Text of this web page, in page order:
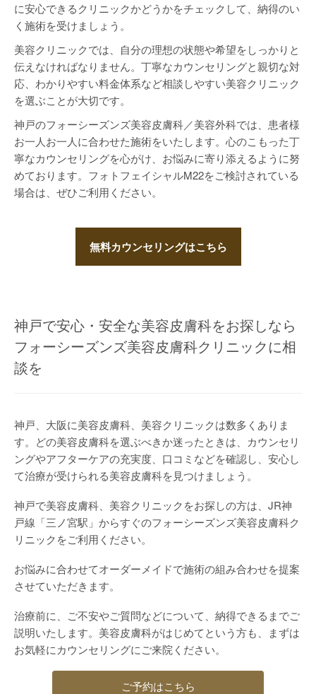
に安心できるクリニックかどうかをチェックして、納得のい
く施術を受けましょう。
美容クリニックでは、自分の理想の状態や希望をしっかりと
伝えなければなりません。丁寧なカウンセリングと親切な対
応、わかりやすい料金体系など相談しやすい美容クリニック
を選ぶことが大切です。
神戸のフォーシーズンズ美容皮膚科／美容外科では、患者様
お一人お一人に合わせた施術をいたします。心のこもった丁
寧なカウンセリングを心がけ、お悩みに寄り添えるように努
めております。フォトフェイシャルM22をご検討されている
場合は、ぜひご利用ください。
無料カウンセリングはこちら
神戸で安心・安全な美容皮膚科をお探しなら
フォーシーズンズ美容皮膚科クリニックに相
談を
神戸、大阪に美容皮膚科、美容クリニックは数多くありま
す。どの美容皮膚科を選ぶべきか迷ったときは、カウンセリ
ングやアフターケアの充実度、口コミなどを確認し、安心し
て治療が受けられる美容皮膚科を見つけましょう。
神戸で美容皮膚科、美容クリニックをお探しの方は、JR神
戸線「三ノ宮駅」からすぐのフォーシーズンズ美容皮膚科ク
リニックをご利用ください。
お悩みに合わせてオーダーメイドで施術の組み合わせを提案
させていただきます。
治療前に、ご不安やご質問などについて、納得できるまでご
説明いたします。美容皮膚科がはじめてという方も、まずは
お気軽にカウンセリングにご来院ください。
ご予約はこちら